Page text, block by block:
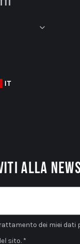
IT
alla
dei miei dati
sito. *